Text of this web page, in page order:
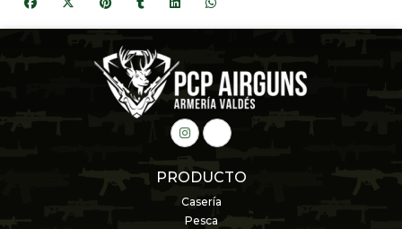
PRODUCTO
Casería
Pesca